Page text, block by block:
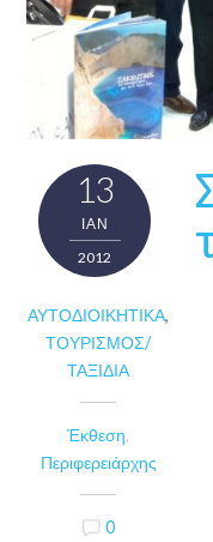
13
ΙΑΝ
2012
ΑΥΤΟΔΙΟΙΚΗΤΙΚΆ,
ΤΟΥΡΙΣΜΌΣ/
ΤΑΞΊΔΙΑ
Έκθεση,
Περιφερειάρχης
0